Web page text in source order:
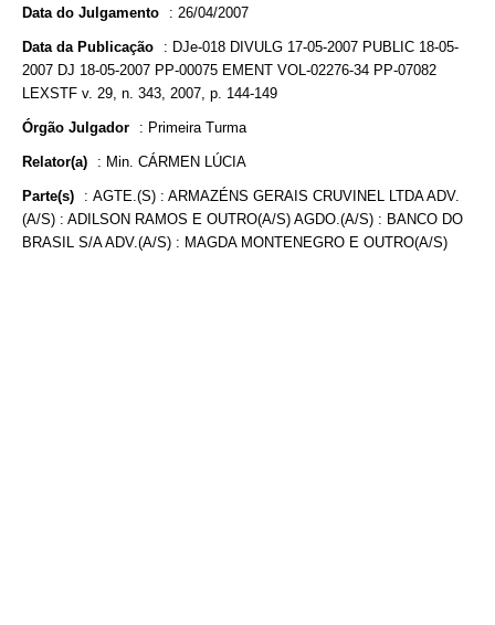
Data do Julgamento : 26/04/2007
Data da Publicação : DJe-018 DIVULG 17-05-2007 PUBLIC 18-05-
2007 DJ 18-05-2007 PP-00075 EMENT VOL-02276-34 PP-07082
LEXSTF v. 29, n. 343, 2007, p. 144-149
Órgão Julgador : Primeira Turma
Relator(a) : Min. CÁRMEN LÚCIA
Parte(s) : AGTE.(S) : ARMAZÉNS GERAIS CRUVINEL LTDA ADV.
(A/S) : ADILSON RAMOS E OUTRO(A/S) AGDO.(A/S) : BANCO DO
BRASIL S/A ADV.(A/S) : MAGDA MONTENEGRO E OUTRO(A/S)